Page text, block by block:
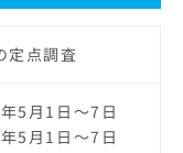
定点調査
5月1日～7日
5月1日～7日